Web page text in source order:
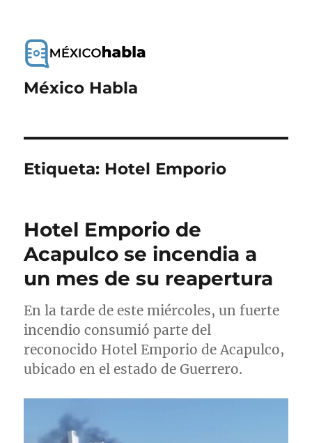
México Habla
Etiqueta: Hotel Emporio
Hotel Emporio de
Acapulco se incendia a
un mes de su reapertura
En la tarde de este miércoles, un fuerte
incendio consumió parte del
reconocido Hotel Emporio de Acapulco,
ubicado en el estado de Guerrero.